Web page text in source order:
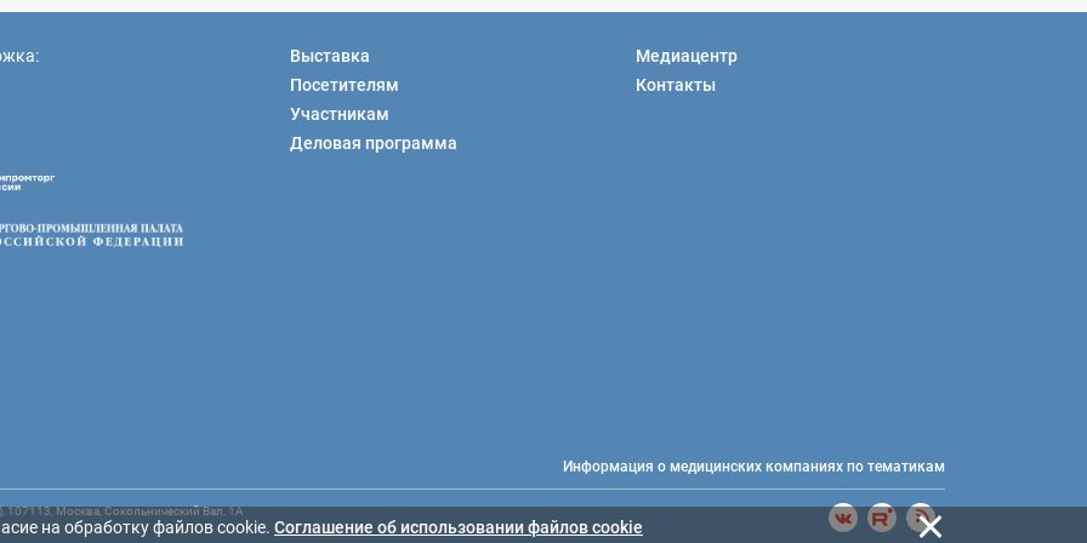
Выставка
Посетителям
Участникам
Деловая программа
Медиацентр
Контакты
Информация о медицинских компаниях по тематикам
Москва, Сокольнический Вал, 1А
на обработку файлов cookie. Cоглашение об использовании файлов cookie